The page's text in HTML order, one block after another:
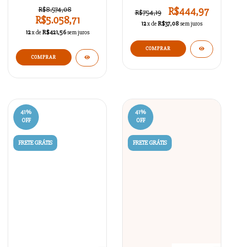
R$8.574,08
R$5.058,71
12x de R$421,56 sem juros
COMPRAR
R$754,19 R$444,97
12x de R$37,08 sem juros
COMPRAR
41%
OFF
FRETE GRÁTIS
41%
OFF
FRETE GRÁTIS